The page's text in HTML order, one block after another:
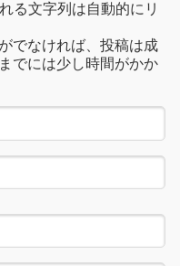
る文字列は自動的にリ
でなければ、投稿は成
でには少し時間がかか